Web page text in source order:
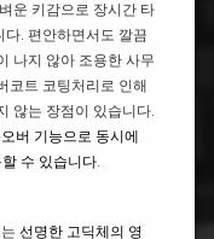
운 키감으로 장시간 타
. 편안하면서도 깔끔
나지 않아 조용한 사무
코트 코팅처리로 인해
않는 장점이 있습니다.
버 기능으로 동시에
수 있습니다.
선명한 고딕체의 영